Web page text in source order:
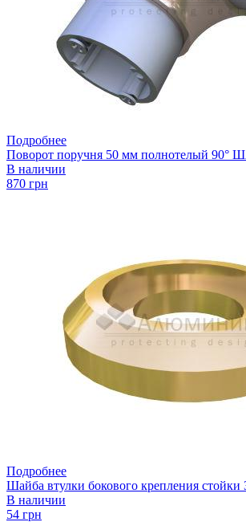
Подробнее
Поворот поручня 50 мм полнотелый
В наличии
870 грн
Подробнее
Шайба втулки бокового крепления
В наличии
54 грн